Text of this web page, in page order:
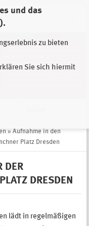
und das
zu bieten
Sie sich hiermit
» Aufnahme in den
Platz Dresden
DER
DRESDEN
lädt in regelmäßigen